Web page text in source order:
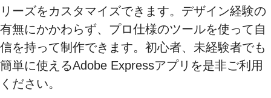
リーズをカスタマイズできます。デザイン経験の
有無にかかわらず、プロ仕様のツールを使って自
信を持って制作できます。初心者、未経験者でも
簡単に使えるAdobe Expressアプリを是非ご利用
ください。